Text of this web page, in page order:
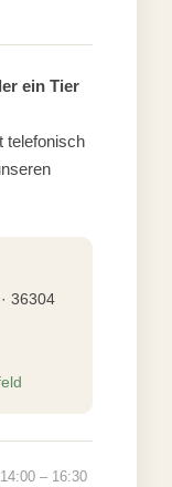
ein Tier
telefonisch
36304
– 16:30